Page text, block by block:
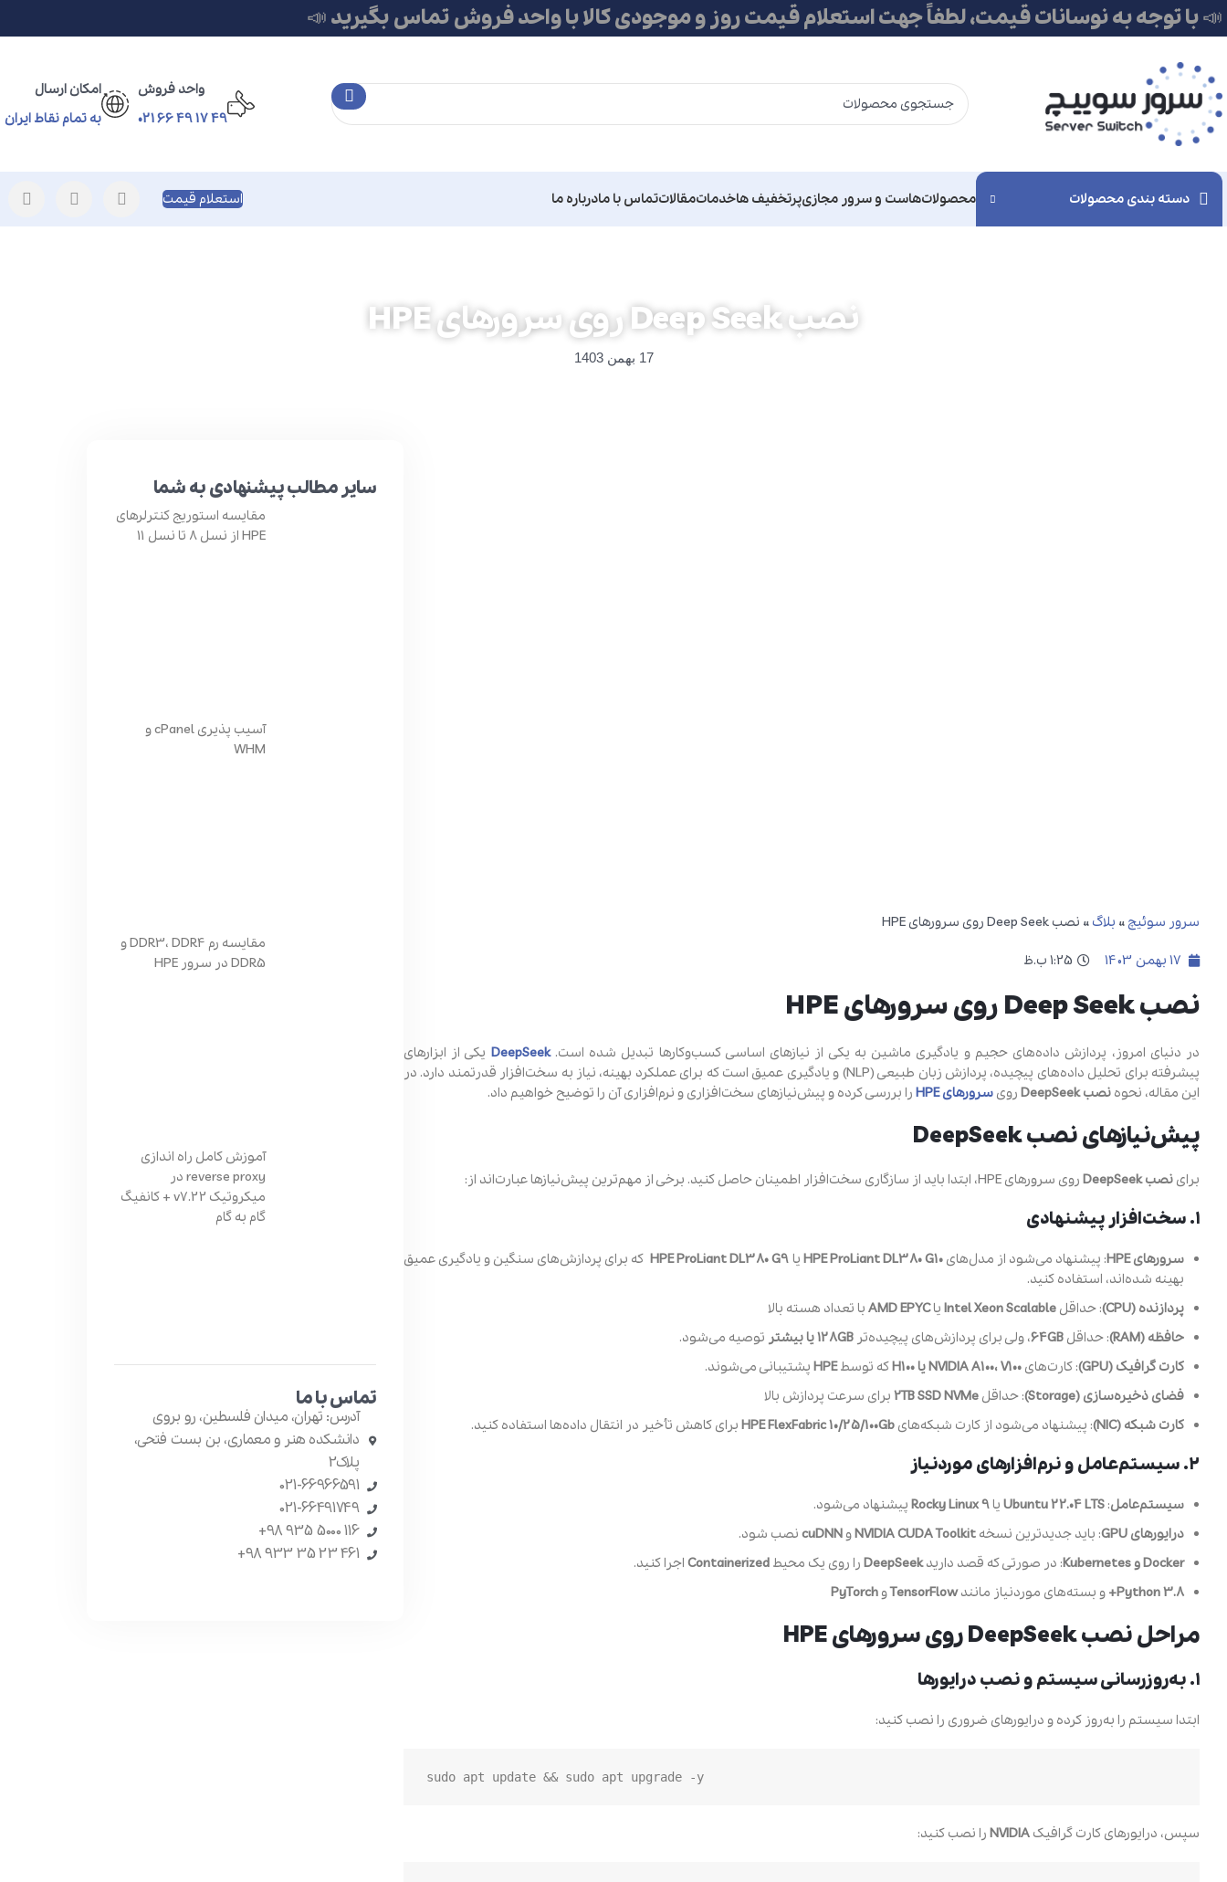
📣 با توجه به نوسانات قیمت، لطفاً جهت استعلام قیمت روز و موجودی کالا با واحد فروش تماس بگیرید 📣
واحد فروش
49 17 49 66 021
امکان ارسال
به تمام نقاط ایران
دسته بندی محصولات محصولاتهاست و سرور مجازیپرتخفیف هاخدماتمقالاتتماس با مادرباره ما استعلام قیمت
نصب Deep Seek روی سرورهای HPE
17 بهمن 1403
سرور سوئیچ » بلاگ » نصب Deep Seek روی سرورهای HPE
17 بهمن 1403 1:25 ب.ظ
نصب Deep Seek روی سرورهای HPE
در دنیای امروز، پردازش داده‌های حجیم و یادگیری ماشین به یکی از نیازهای اساسی کسب‌وکارها تبدیل شده است.DeepSeek یکی از ابزارهای
پیشرفته برای تحلیل داده‌های پیچیده، پردازش زبان طبیعی (NLP) و یادگیری عمیق است که برای عملکرد بهینه، نیاز به سخت‌افزار قدرتمند دارد. در
این مقاله، نحوه نصب DeepSeek روی سرورهای HPE را بررسی کرده و پیش‌نیازهای سخت‌افزاری و نرم‌افزاری آن را توضیح خواهیم داد.
پیش‌نیازهای نصب DeepSeek
برای نصب DeepSeek روی سرورهای HPE، ابتدا باید از سازگاری سخت‌افزار اطمینان حاصل کنید. برخی از مهم‌ترین پیش‌نیازها عبارت‌اند از:
۱. سخت‌افزار پیشنهادی
سرورهای HPE : پیشنهاد می‌شود از مدل‌هایHPE ProLiant DL380 G10 یا HPE ProLiant DL380 G9که برای پردازش‌های سنگین و یادگیری عمیق
بهینه شده‌اند، استفاده کنید.
پردازنده (CPU)
: حداقل Intel Xeon Scalable یاAMD EPYC با تعداد هسته بالا
حافظه (RAM)
: حداقل 64GB، ولی برای پردازش‌های پیچیده‌تر 128GB یا بیشتر
توصیه می‌شود.
کارت گرافیک (GPU)
: کارت‌های NVIDIA A100، V100 یا H100 که توسطHPE پشتیبانی می‌شوند.
فضای ذخیره‌سازی (Storage)
: حداقل 2TB SSD NVMe برای سرعت پردازش بالا
کارت شبکه (NIC)
: پیشنهاد می‌شود از کارت شبکه‌های HPE FlexFabric 10/25/100Gb برای کاهش تأخیر در انتقال داده‌ها استفاده کنید.
۲. سیستم‌عامل و نرم‌افزارهای موردنیاز
سیستم‌عامل:
Ubuntu 22.04 LTS یا Rocky Linux 9 پیشنهاد می‌شود.
درایورهای GPU
: باید جدیدترین نسخه NVIDIA CUDA Toolkitو cuDNN نصب شود.
Docker و Kubernetes
: در صورتی که قصد داریدDeepSeek را روی یک محیط Containerized اجرا کنید.
Python 3.8+ و بسته‌های موردنیاز مانندTensorFlowو PyTorch
مراحل نصب DeepSeek روی سرورهای HPE
۱. به‌روزرسانی سیستم و نصب درایورها
ابتدا سیستم را به‌روز کرده و درایورهای ضروری را نصب کنید:
sudo apt update && sudo apt upgrade -y
سپس، درایورهای کارت گرافیک NVIDIA را نصب کنید:
سایر مطالب پیشنهادی به شما
مقایسه استوریج کنترلرهای
HPE از نسل 8 تا نسل 11
آسیب پذیری cPanel و
WHM
مقایسه رم DDR3، DDR4 و
DDR5 در سرور HPE
آموزش کامل راه اندازی
reverse proxy در
میکروتیک v7.22 + کانفیگ
گام به گام
تماس با ما
آدرس: تهران، میدان فلسطین، رو بروی
دانشکده هنر و معماری، بن بست فتحی،
پلاک2
021-66966591
021-66491749
116 5000 935 98+
461 23 35 933 98+